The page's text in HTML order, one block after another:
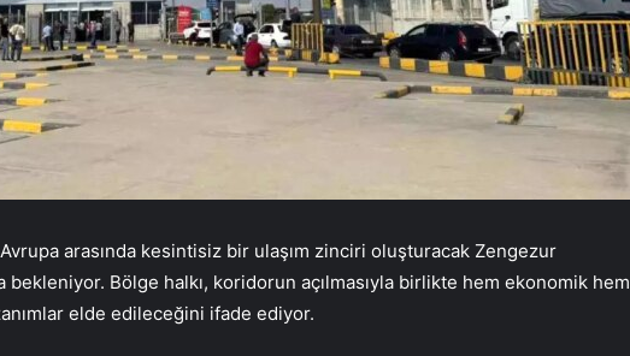
arasında kesintisiz bir ulaşım zinciri oluşturacak Zengezur
bekleniyor. Bölge halkı, koridorun açılmasıyla birlikte hem ekonomik hem
elde edileceğini ifade ediyor.